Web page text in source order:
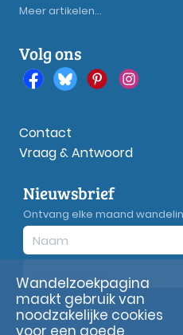
Meer artikelen...
Volg ons
Contact
Vraag & Antwoord
Nieuwsbrief
Ontvang elke maand
Privacyverklaring
Wandelzoekpagina
maakt gebruik van
noodzakelijke cookies
voor een goede